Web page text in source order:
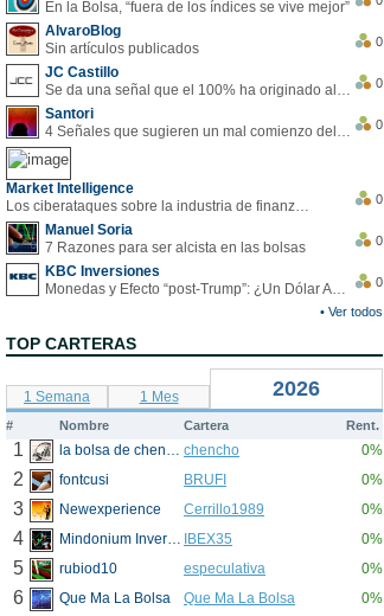
En la Bolsa, “fuera de los índices se vive mejor”
AlvaroBlog
Sin artículos publicados
0
JC Castillo
Se da una señal que el 100% ha originado alzas en las bolsas
0
Santori
4 Señales que sugieren un mal comienzo del 3T de la economía EEUU
0
Market Intelligence
Los ciberataques sobre la industria de finanzas se han duplicado este año
0
Manuel Soria
7 Razones para ser alcista en las bolsas
0
KBC Inversiones
Monedas y Efecto “post-Trump”: ¿Un Dólar Americano operando en rangos?
0
• Ver todos
TOP CARTERAS
1 Semana 1 Mes 2026
# Nombre Cartera Rent.
1 la bolsa de chencho chencho 0%
2 fontcusi BRUFI 0%
3 Newexperience Cerrillo1989 0%
4 Mindonium Inversions IBEX35 0%
5 rubiod10 especulativa 0%
6 Que Ma La Bolsa Que Ma La Bolsa 0%